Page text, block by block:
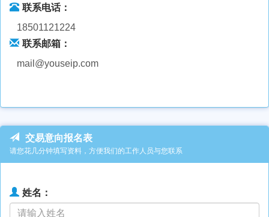
联系电话：
18501121224
联系邮箱：
mail@youseip.com
交易意向报名表
请您花几分钟填写资料，方便我们的工作人员与您联系
姓名：